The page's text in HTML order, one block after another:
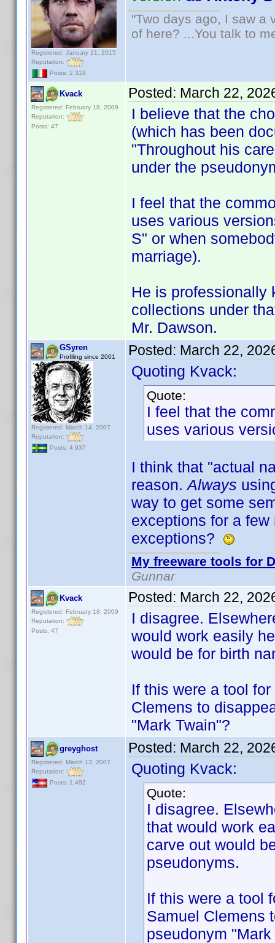
Registered: January 21, 2015
Reputation:
Posts: 2,319
"Two days ago, I saw a
of here? ...You talk to
Kvack
Registered: February 18, 2009
Reputation:
Posts: 47
Posted: March 22,
I believe that the
(which has been
"Throughout his
under the
I feel that the
uses various
S" or when
marriage).
He is professionally
collections under
Mr. Dawson.
GSyren
Profiling since 2001
Registered: March 14, 2007
Reputation:
Posts: 4,937
Posted: March 22,
Quoting Kvack:
Quote:
I feel that the
uses various
I think that "actual
reason.Always
way to get some
exceptions for a
exceptions?
My freeware tools for
Gunnar
Kvack
Registered: February 18, 2009
Reputation:
Posts: 47
Posted: March 22,
I disagree.
would work easily
would be for birth
If this were a tool
Clemens to
"Mark Twain"?
greyghost
Registered: March 13, 2007
Reputation:
Posts: 1,492
Posted: March 22,
Quoting Kvack:
Quote:
I disagree.
that would work
carve out would
pseudonyms.
If this were a tool
Samuel Clemens
pseudonym